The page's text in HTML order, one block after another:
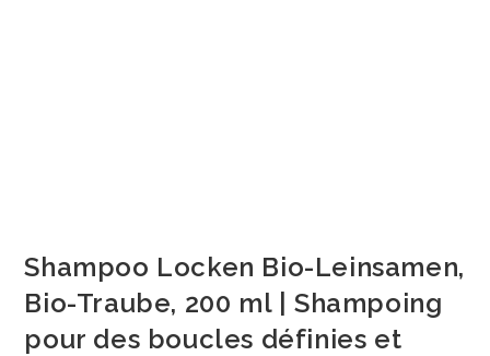
Shampoo Locken Bio-Leinsamen,
Bio-Traube, 200 ml | Shampoing
pour des boucles définies et